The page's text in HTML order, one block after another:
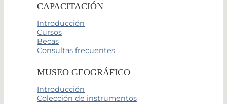
CAPACITACIÓN
Introducción
Cursos
Becas
Consultas frecuentes
MUSEO GEOGRÁFICO
Introducción
Colección de instrumentos